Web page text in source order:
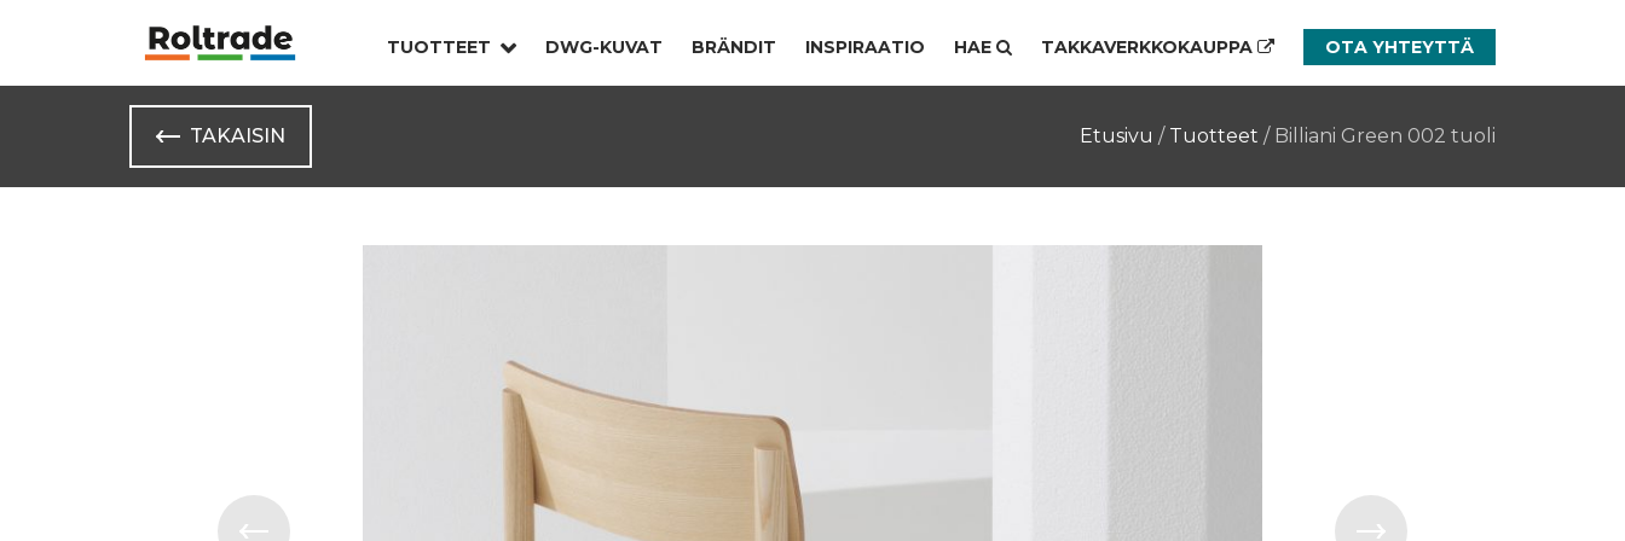
TUOTTEET DWG-KUVAT BRÄNDIT INSPIRAATIO HAE TAKKAVERKKOKAUPPA OTA YHTEYTTÄ
TAKAISIN Etusivu / Tuotteet / Billiani Green 002 tuoli